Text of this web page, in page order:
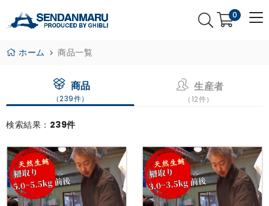
0
ホーム 商品一覧
商品
（239件）
生産者
（12件）
検索結果： 239件